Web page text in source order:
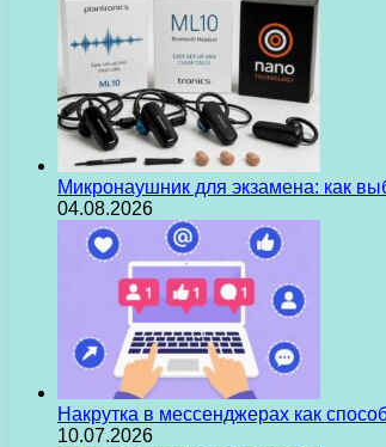
Микронаушник для экзамена: как
04.08.2026
Накрутка в мессенджерах как
10.07.2026